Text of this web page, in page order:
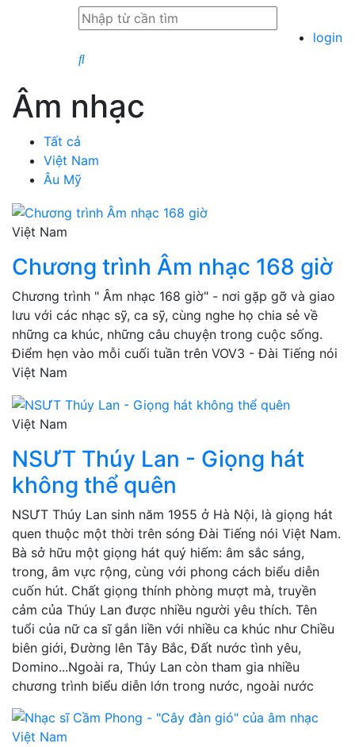
login
Âm nhạc
Tất cả
Việt Nam
Âu Mỹ
Việt Nam
Chương trình Âm nhạc 168 giờ
Chương trình " Âm nhạc 168 giờ" - nơi gặp gỡ và giao
lưu với các nhạc sỹ, ca sỹ, cùng nghe họ chia sẻ về
những ca khúc, những câu chuyện trong cuộc sống.
Điểm hẹn vào mỗi cuối tuần trên VOV3 - Đài Tiếng nói
Việt Nam
Việt Nam
NSƯT Thúy Lan - Giọng hát
không thể quên
NSƯT Thúy Lan sinh năm 1955 ở Hà Nội, là giọng hát
quen thuộc một thời trên sóng Đài Tiếng nói Việt Nam.
Bà sở hữu một giọng hát quý hiếm: âm sắc sáng,
trong, âm vực rộng, cùng với phong cách biểu diễn
cuốn hút. Chất giọng thính phòng mượt mà, truyền
cảm của Thúy Lan được nhiều người yêu thích. Tên
tuổi của nữ ca sĩ gắn liền với nhiều ca khúc như Chiều
biên giới, Đường lên Tây Bắc, Đất nước tình yêu,
Domino...Ngoài ra, Thúy Lan còn tham gia nhiều
chương trình biểu diễn lớn trong nước, ngoài nước